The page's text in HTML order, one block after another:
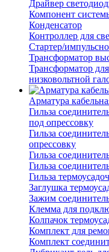
Драйвер
Компонент
Конденсатор
Контроллер для
Стартер/
Трансформатор
Трансформатор
низковольтной
Арматура
Гильза
под опрессовку
Гильза
опрессовку
Гильза
Гильза
Гильза
Заглушка
Зажим
Клемма для
Колпачок
Комплект для
Комплект